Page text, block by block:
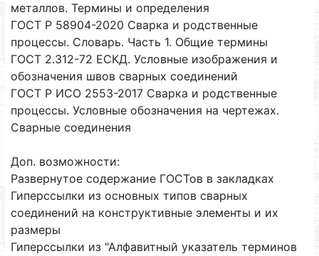
металлов. Термины и определения
ГОСТ Р 58904-2020 Сварка и родственные
процессы. Словарь. Часть 1. Общие термины
ГОСТ 2.312-72 ЕСКД. Условные изображения и
обозначения швов сварных соединений
ГОСТ Р ИСО 2553-2017 Сварка и родственные
процессы. Условные обозначения на чертежах.
Сварные соединения
Доп. возможности:
Развернутое содержание ГОСТов в закладках
Гиперссылки из основных типов сварных
соединений на конструктивные элементы и их
размеры
Гиперссылки из "Алфавитный указатель терминов